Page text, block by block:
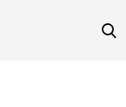
главные новости